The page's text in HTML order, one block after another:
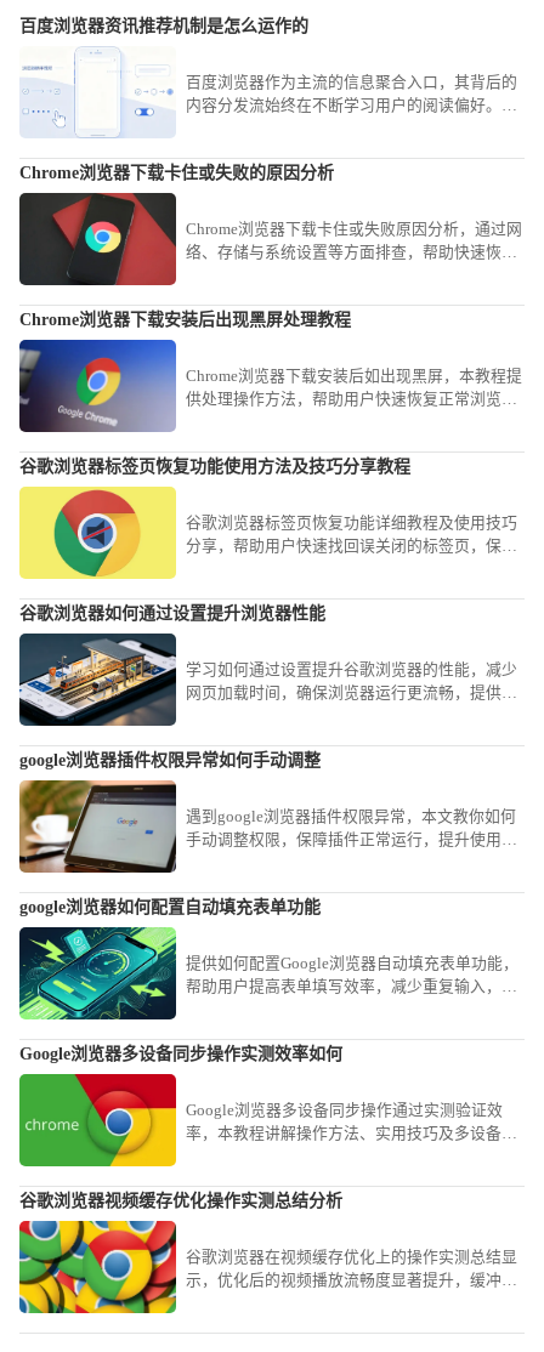
百度浏览器资讯推荐机制是怎么运作的
百度浏览器作为主流的信息聚合入口，其背后的
内容分发流始终在不断学习用户的阅读偏好。我
热点新闻的。
Chrome浏览器下载卡住或失败的原因分析
Chrome浏览器下载卡住或失败原因分析，通过网
络、存储与系统设置等方面排查，帮助快速恢复
Chrome浏览器下载安装后出现黑屏处理教程
Chrome浏览器下载安装后如出现黑屏，本教程提
供处理操作方法，帮助用户快速恢复正常浏览器
谷歌浏览器标签页恢复功能使用方法及技巧分享教程
谷歌浏览器标签页恢复功能详细教程及使用技巧
分享，帮助用户快速找回误关闭的标签页，保障
谷歌浏览器如何通过设置提升浏览器性能
学习如何通过设置提升谷歌浏览器的性能，减少
网页加载时间，确保浏览器运行更流畅，提供更
google浏览器插件权限异常如何手动调整
遇到google浏览器插件权限异常，本文教你如何
手动调整权限，保障插件正常运行，提升使用安
google浏览器如何配置自动填充表单功能
提供如何配置Google浏览器自动填充表单功能，
帮助用户提高表单填写效率，减少重复输入，提
Google浏览器多设备同步操作实测效率如何
Google浏览器多设备同步操作通过实测验证效
率，本教程讲解操作方法、实用技巧及多设备管
谷歌浏览器视频缓存优化操作实测总结分析
谷歌浏览器在视频缓存优化上的操作实测总结显
示，优化后的视频播放流畅度显著提升，缓冲时